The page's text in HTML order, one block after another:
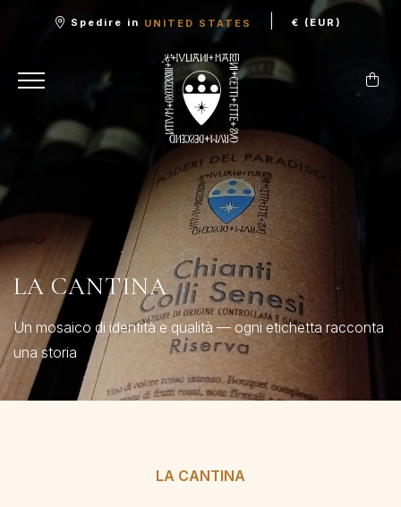
Spedire in UNITED STATES € (EUR)
LA CANTINA
Un mosaico di identità e qualità — ogni etichetta racconta
una storia
LA CANTINA